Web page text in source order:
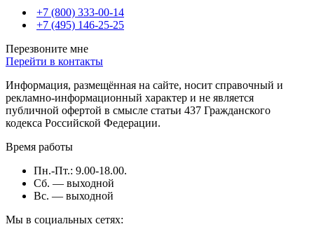
+7 (800) 333-00-14
+7 (495) 146-25-25
Перезвоните мне
Перейти в контакты
Информация, размещённая на сайте, носит справочный и
рекламно-информационный характер и не является
публичной офертой в смысле статьи 437 Гражданского
кодекса Российской Федерации.
Время работы
Пн.-Пт.: 9.00-18.00.
Сб. — выходной
Вс. — выходной
Мы в социальных сетях: